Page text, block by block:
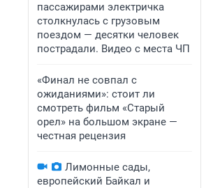
пассажирами электричка
столкнулась с грузовым
поездом — десятки человек
пострадали. Видео с места ЧП
«Финал не совпал с
ожиданиями»: стоит ли
смотреть фильм «Старый
орел» на большом экране —
честная рецензия
Лимонные сады,
европейский Байкал и